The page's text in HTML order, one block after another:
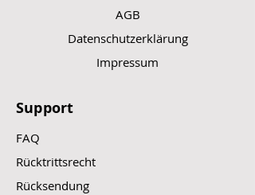
AGB
Datenschutzerklärung
Impressum
Support
FAQ
Rücktrittsrecht
Rücksendung